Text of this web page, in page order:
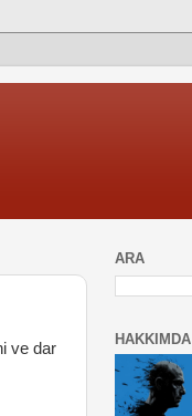
ve dar
ARA
HAKKIMDA